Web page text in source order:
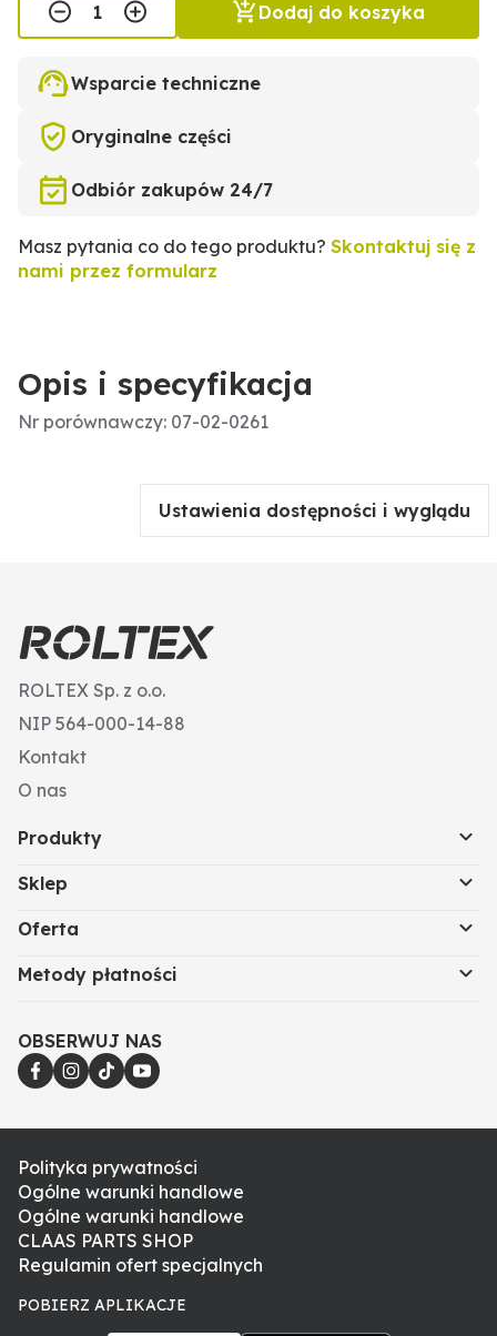
Dodaj do koszyka
Wsparcie techniczne
Oryginalne części
Odbiór zakupów 24/7
Masz pytania co do tego produktu? Skontaktuj się z
nami przez formularz
Opis i specyfikacja
Nr porównawczy: 07-02-0261
Ustawienia dostępności i wyglądu
ROLTEX Sp. z o.o.
NIP 564-000-14-88
Kontakt
O nas
Produkty
Sklep
Oferta
Metody płatności
OBSERWUJ NAS
Polityka prywatności
Ogólne warunki handlowe
Ogólne warunki handlowe
CLAAS PARTS SHOP
Regulamin ofert specjalnych
POBIERZ APLIKACJE